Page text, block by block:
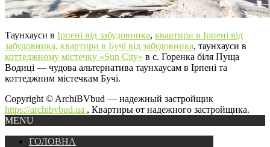
Таунхауси в Ірпені від забудовника, квартири в Ірпені від
забудовника, квартири в Бучі від забудовника, таунхауси в
коттеджному містечку «Sun City» в с. Горенка біля Пуща
Водиці — чудова альтернатива таунхаусам в Ірпені та
коттеджним містечкам Бучі.
Copyright © ArchiBVbud — надежный застройщик
https://archibvbud.ua , Квартиры от надежного застройщика.
MENU
ГОЛОВНА